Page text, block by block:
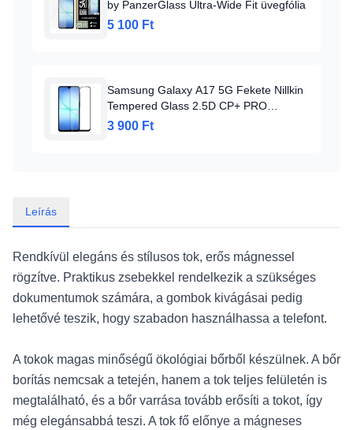
by PanzerGlass Ultra-Wide Fit üvegfólia
5 100 Ft
Samsung Galaxy A17 5G Fekete Nillkin
Tempered Glass 2.5D CP+ PRO
üvegfólia
3 900 Ft
Leírás
Rendkívül elegáns és stílusos tok, erős mágnessel
rögzítve. Praktikus zsebekkel rendelkezik a szükséges
dokumentumok számára, a gombok kivágásai pedig
lehetővé teszik, hogy szabadon használhassa a telefont.
A tokok magas minőségű ökológiai bőrből készülnek. A bőr
borítás nemcsak a tetején, hanem a tok teljes felületén is
megtalálható, és a bőr varrása tovább erősíti a tokot, így
még elegánsabbá teszi. A tok fő előnye a mágneses